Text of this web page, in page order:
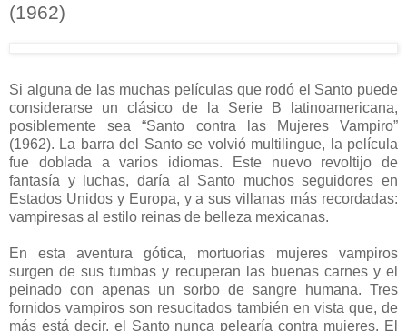
(1962)
Si alguna de las muchas películas que rodó el Santo puede
considerarse un clásico de la Serie B latinoamericana,
posiblemente sea “Santo contra las Mujeres Vampiro”
(1962). La barra del Santo se volvió multilingue, la película
fue doblada a varios idiomas. Este nuevo revoltijo de
fantasía y luchas, daría al Santo muchos seguidores en
Estados Unidos y Europa, y a sus villanas más recordadas:
vampiresas al estilo reinas de belleza mexicanas.
En esta aventura gótica, mortuorias mujeres vampiros
surgen de sus tumbas y recuperan las buenas carnes y el
peinado con apenas un sorbo de sangre humana. Tres
fornidos vampiros son resucitados también en vista que, de
más está decir, el Santo nunca pelearía contra mujeres. El